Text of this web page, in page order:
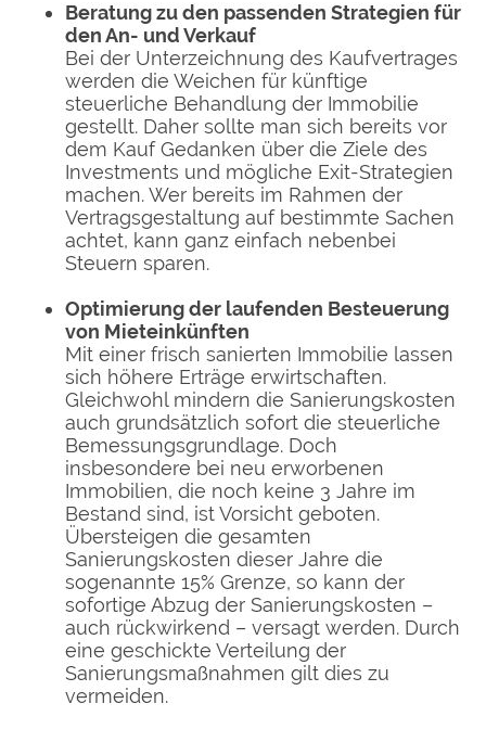
Beratung zu den passenden Strategien für
den An- und Verkauf
Bei der Unterzeichnung des Kaufvertrages
werden die Weichen für künftige
steuerliche Behandlung der Immobilie
gestellt. Daher sollte man sich bereits vor
dem Kauf Gedanken über die Ziele des
Investments und mögliche Exit-Strategien
machen. Wer bereits im Rahmen der
Vertragsgestaltung auf bestimmte Sachen
achtet, kann ganz einfach nebenbei
Steuern sparen.
Optimierung der laufenden Besteuerung
von Mieteinkünften
Mit einer frisch sanierten Immobilie lassen
sich höhere Erträge erwirtschaften.
Gleichwohl mindern die Sanierungskosten
auch grundsätzlich sofort die steuerliche
Bemessungsgrundlage. Doch
insbesondere bei neu erworbenen
Immobilien, die noch keine 3 Jahre im
Bestand sind, ist Vorsicht geboten.
Übersteigen die gesamten
Sanierungskosten dieser Jahre die
sogenannte 15% Grenze, so kann der
sofortige Abzug der Sanierungskosten –
auch rückwirkend – versagt werden. Durch
eine geschickte Verteilung der
Sanierungsmaßnahmen gilt dies zu
vermeiden.